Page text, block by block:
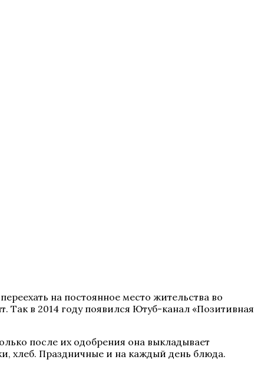
на постоянное место жительства во
Так в 2014 году появился Ютуб-канал «Позитивная
после их одобрения она выкладывает
хлеб. Праздничные и на каждый день блюда.